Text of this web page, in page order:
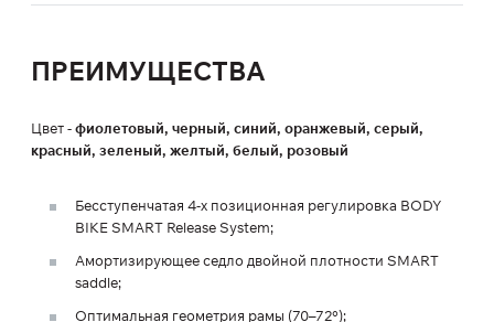
ПРЕИМУЩЕСТВА
Цвет -фиолетовый, черный, синий, оранжевый, серый,
красный, зеленый, желтый, белый, розовый
Бесступенчатая 4-x позиционная регулировка BODY
BIKE SMART Release System;
Амортизирующее седло двойной плотности SMART
saddle;
Оптимальная геометрия рамы (70–72°);